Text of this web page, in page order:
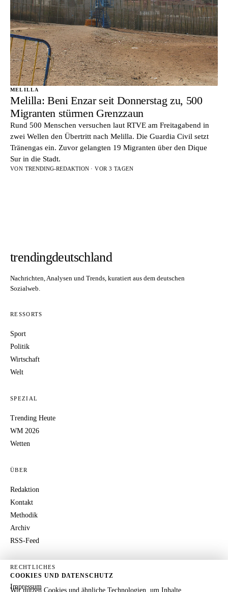
MELILLA
Melilla: Beni Enzar seit Donnerstag zu, 500
Migranten stürmen Grenzzaun
Rund 500 Menschen versuchen laut RTVE am Freitagabend in
zwei Wellen den Übertritt nach Melilla. Die Guardia Civil setzt
Tränengas ein. Zuvor gelangten 19 Migranten über den Dique
Sur in die Stadt.
VON TRENDING-REDAKTION· VOR 3 TAGEN
trendingdeutschland
Nachrichten, Analysen und Trends, kuratiert aus dem deutschen
Sozialweb.
RESSORTS
Sport
Politik
Wirtschaft
Welt
SPEZIAL
Trending Heute
WM 2026
Wetten
ÜBER
Redaktion
Kontakt
Methodik
Archiv
RSS-Feed
RECHTLICHES
Impressum
COOKIES UND DATENSCHUTZ
Wir nutzen Cookies und ähnliche Technologien, um Inhalte